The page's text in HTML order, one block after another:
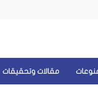
مقالات وتحقيقات